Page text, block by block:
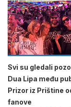
Svi su gledali
Dua Lipa među
Prizor iz Prištine
fanove